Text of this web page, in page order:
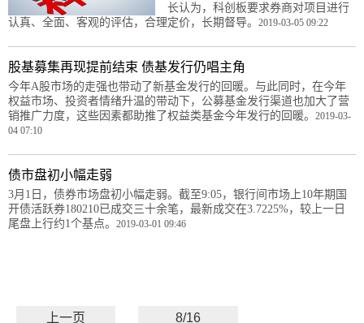
长认为，科创板要求券商对项目进行
认真、全面、客观的评估，合理定价，长期督导。 2019-03-05 09:22
股基募集再现提前结束 债基发行仍唱主角
今年A股市场的走强也带动了新基金发行的回暖。与此同时，在今年
权益市场、投资者情绪升温的带动下，公募基金发行渠道也加大了营
销推广力度，这些因素都助推了权益类基金今年发行的回暖。 2019-03-
04 07:10
债市盘初小幅走弱
3月1日，债券市场盘初小幅走弱。截至9:05，银行间市场上10年期国
开债活跃券180210已成交三十余笔，最新成交在3.7225%，较上一日
尾盘上行约1个基点。 2019-03-01 09:46
上一页 8/16